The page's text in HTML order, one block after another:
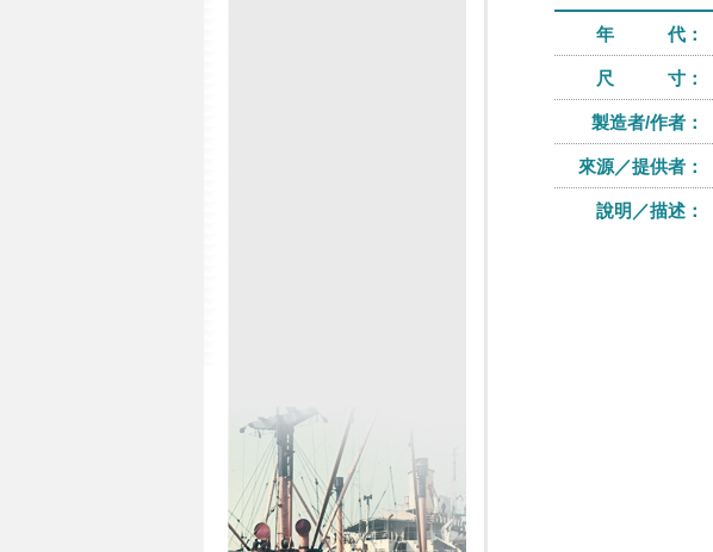
年 代：
尺 寸：
製造者/作者：
來源／提供者：
說明／描述：